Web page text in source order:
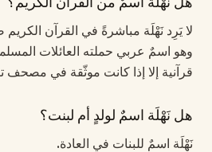
لا يَرِد نَهْلَة مباشرةً في القرآن الكريم
وهو اسمٌ عربي حملته العائلات
قرآنية إلا إذا كانت موثّقة في مصحف
هل نَهْلَة اسمٌ لولدٍ أم لبنت؟
نَهْلَة اسمٌ للبنات في العادة.